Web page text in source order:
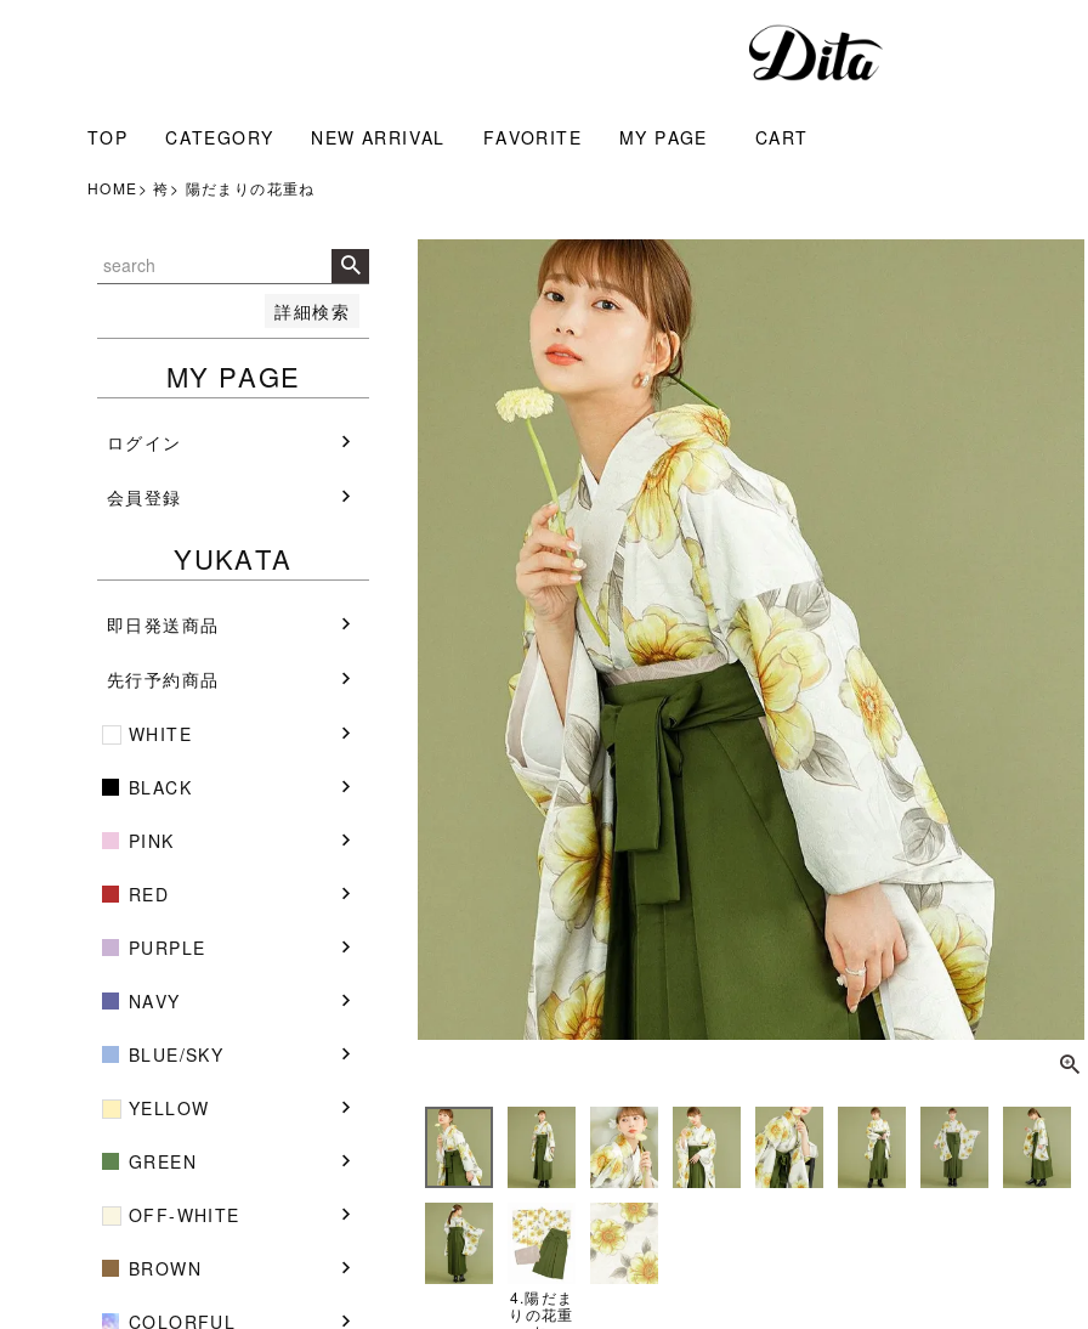
TOP CATEGORY NEW ARRIVAL FAVORITE MY PAGE CART
HOME 袴 陽だまりの花重ね
詳細検索
人気順
新着順
価格が安い順
MY PAGE
ログイン
会員登録
YUKATA
即日発送商品
先行予約商品
WHITE
BLACK
PINK
RED
PURPLE
NAVY
BLUE/SKY
YELLOW
GREEN
OFF-WHITE
BROWN
COLORFUL
4.陽だま
りの花重